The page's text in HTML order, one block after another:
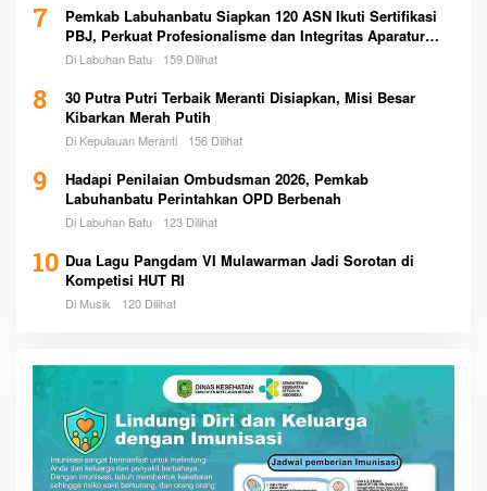
7
Pemkab Labuhanbatu Siapkan 120 ASN Ikuti Sertifikasi
PBJ, Perkuat Profesionalisme dan Integritas Aparatur
Pemerintah
Di Labuhan Batu 159 Dilihat
8
30 Putra Putri Terbaik Meranti Disiapkan, Misi Besar
Kibarkan Merah Putih
Di Kepulauan Meranti 156 Dilihat
9
Hadapi Penilaian Ombudsman 2026, Pemkab
Labuhanbatu Perintahkan OPD Berbenah
Di Labuhan Batu 123 Dilihat
10 Dua Lagu Pangdam VI Mulawarman Jadi Sorotan di
Kompetisi HUT RI
Di Musik 120 Dilihat